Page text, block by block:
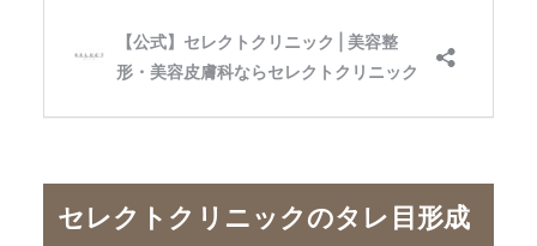
セレクトクリニックのタレ目形成